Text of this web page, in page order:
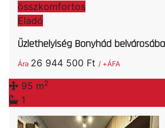
összkomfortos
Eladó
Üzlethelyiség Bonyhád
Ára 26 944 500 Ft / +ÁFA
95 m2
1